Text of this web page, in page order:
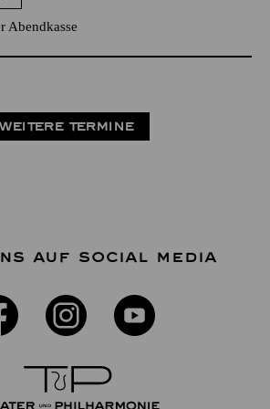
Abendkasse
WEITERE TERMINE
AUF SOCIAL MEDIA